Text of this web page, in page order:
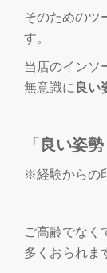
そのためのツ
す。
当店のインソ
無意識に 良い
「良い
※経験からの
ご高齢でなく
多くおられま